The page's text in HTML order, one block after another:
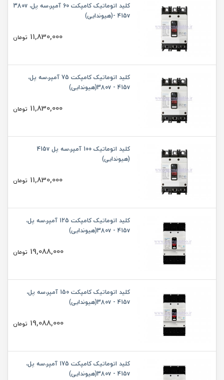
کلید اتوماتیک کامپکت 60 آمپر،سه پل، 380v
- 415v(هیوندایی)
11,830,000 تومان
کلید اتوماتیک کامپکت 75 آمپر،سه پل،
380v - 415v(هیوندایی)
11,830,000 تومان
کلید اتوماتیک 100 آمپر،سه پل 415v
(هیوندایی)
11,830,000 تومان
کلید اتوماتیک کامپکت 125 آمپر،سه پل،
380v - 415v(هیوندایی)
19,088,000 تومان
کلید اتوماتیک کامپکت 150 آمپر،سه پل،
380v - 415v(هیوندایی)
19,088,000 تومان
کلید اتوماتیک کامپکت 175 آمپر،سه پل،
380v - 415v(هیوندایی)